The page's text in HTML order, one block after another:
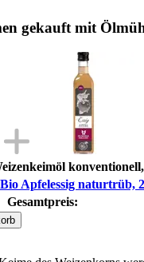
gekauft mit
Apfelessig naturtrüb,
Gesamtpreis: